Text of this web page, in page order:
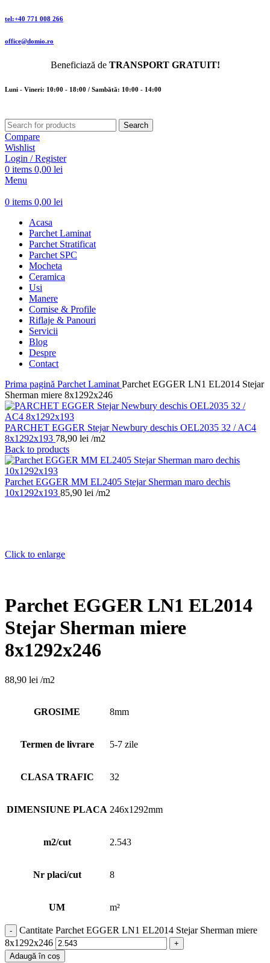
tel:+40 771 008 266
office@domio.ro
Beneficiază de TRANSPORT GRATUIT!
Luni - Vineri: 10:00 - 18:00 / Sambătă: 10:00 - 14:00
Search
Compare
Wishlist
Login / Register
0 items 0,00 lei
Menu
0 items 0,00 lei
Acasa
Parchet Laminat
Parchet Stratificat
Parchet SPC
Mocheta
Ceramica
Usi
Manere
Cornise & Profile
Riflaje & Panouri
Servicii
Blog
Despre
Contact
Prima pagină Parchet Laminat Parchet EGGER LN1 EL2014 Stejar
Sherman miere 8x1292x246
PARCHET EGGER Stejar Newbury deschis OEL2035 32 / AC4
8x1292x193 78,90 lei /m2
Back to products
Parchet EGGER MM EL2405 Stejar Sherman maro dechis
10x1292x193 85,90 lei /m2
Click to enlarge
Parchet EGGER LN1 EL2014
Stejar Sherman miere
8x1292x246
88,90 lei /m2
GROSIME 8mm
Termen de livrare 5-7 zile
CLASA TRAFIC 32
DIMENSIUNE PLACA 246x1292mm
m2/cut 2.543
Nr placi/cut 8
UM m²
Cantitate Parchet EGGER LN1 EL2014 Stejar Sherman miere
8x1292x246
Adaugă în coș